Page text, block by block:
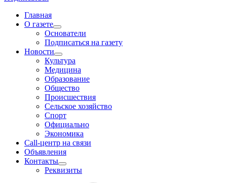
Главная
О газете
Основатели
Подписаться на газету
Новости
Культура
Медицина
Образование
Общество
Происшествия
Сельское хозяйство
Спорт
Официально
Экономика
Call-центр на связи
Объявления
Контакты
Реквизиты